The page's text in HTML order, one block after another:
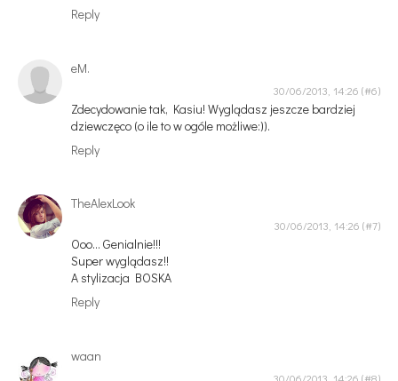
Reply
eM.
30/06/2013, 14:26
Zdecydowanie tak, Kasiu! Wyglądasz jeszcze bardziej
dziewczęco (o ile to w ogóle możliwe:)).
Reply
TheAlexLook
30/06/2013, 14:26
Ooo... Genialnie!!!
Super wyglądasz!!
A stylizacja BOSKA
Reply
waan
30/06/2013, 14:26